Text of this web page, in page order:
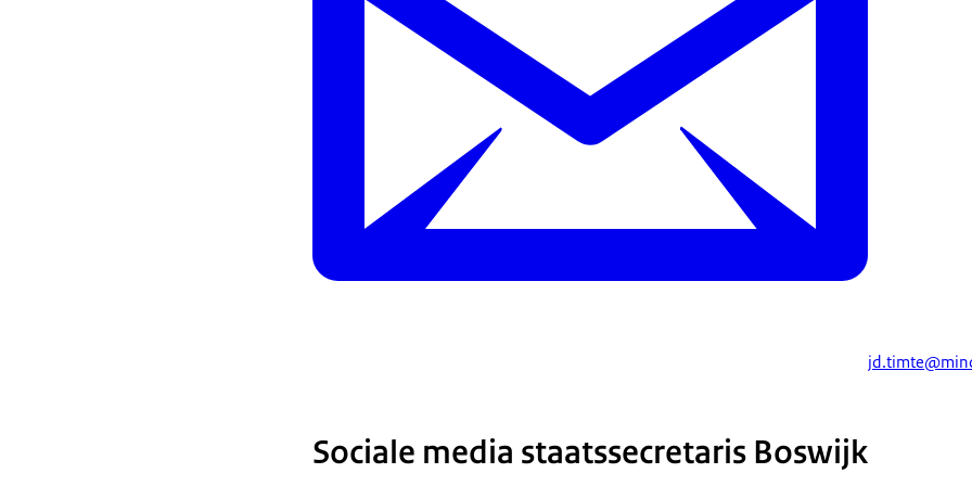
Sociale media staatssecretaris Boswijk